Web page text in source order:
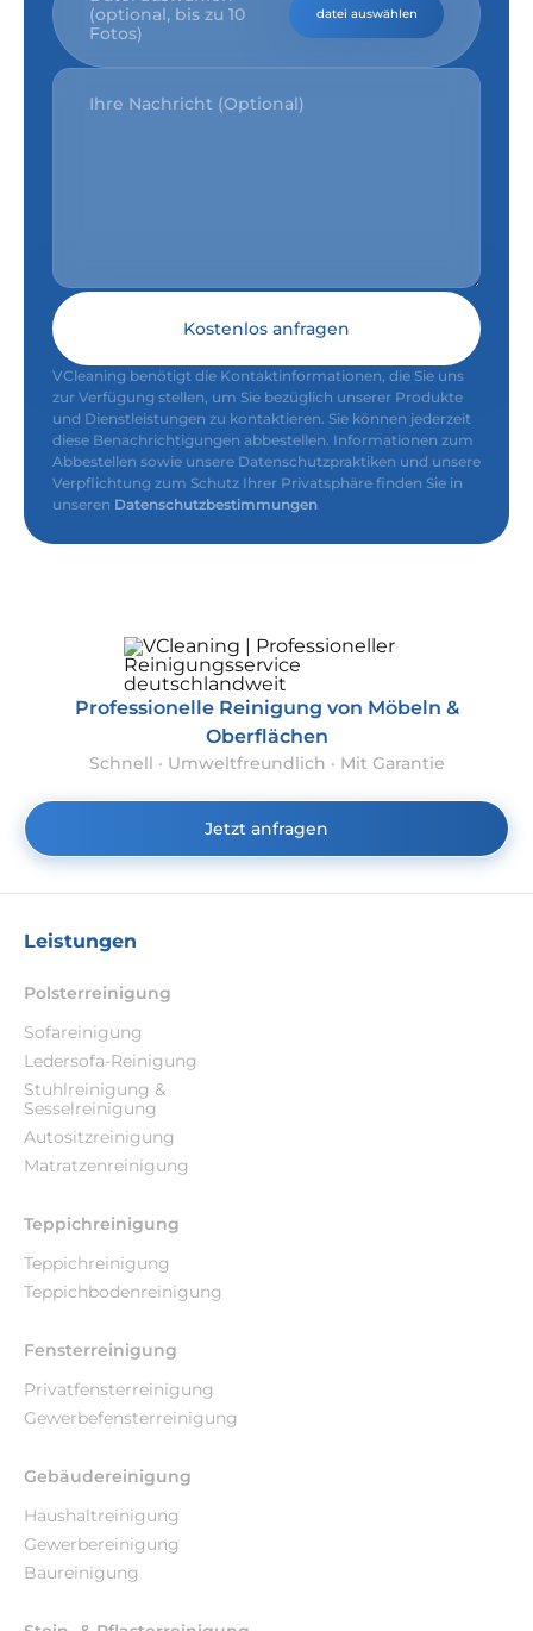
(optional, bis zu 10
Fotos)
datei auswählen
Kostenlos anfragen
VCleaning benötigt die Kontaktinformationen, die Sie uns
zur Verfügung stellen, um Sie bezüglich unserer Produkte
und Dienstleistungen zu kontaktieren. Sie können jederzeit
diese Benachrichtigungen abbestellen. Informationen zum
Abbestellen sowie unsere Datenschutzpraktiken und unsere
Verpflichtung zum Schutz Ihrer Privatsphäre finden Sie in
unseren Datenschutzbestimmungen
Professionelle Reinigung von Möbeln &
Oberflächen
Schnell · Umweltfreundlich · Mit Garantie
Jetzt anfragen
Leistungen
Polsterreinigung
Sofareinigung
Ledersofa-Reinigung
Stuhlreinigung &
Sesselreinigung
Autositzreinigung
Matratzenreinigung
Teppichreinigung
Teppichreinigung
Teppichbodenreinigung
Fensterreinigung
Privatfensterreinigung
Gewerbefensterreinigung
Gebäudereinigung
Haushaltreinigung
Gewerbereinigung
Baureinigung